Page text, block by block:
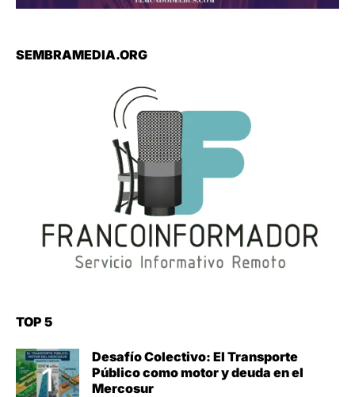
SEMBRAMEDIA.ORG
TOP 5
Desafío Colectivo: El Transporte
Público como motor y deuda en el
Mercosur